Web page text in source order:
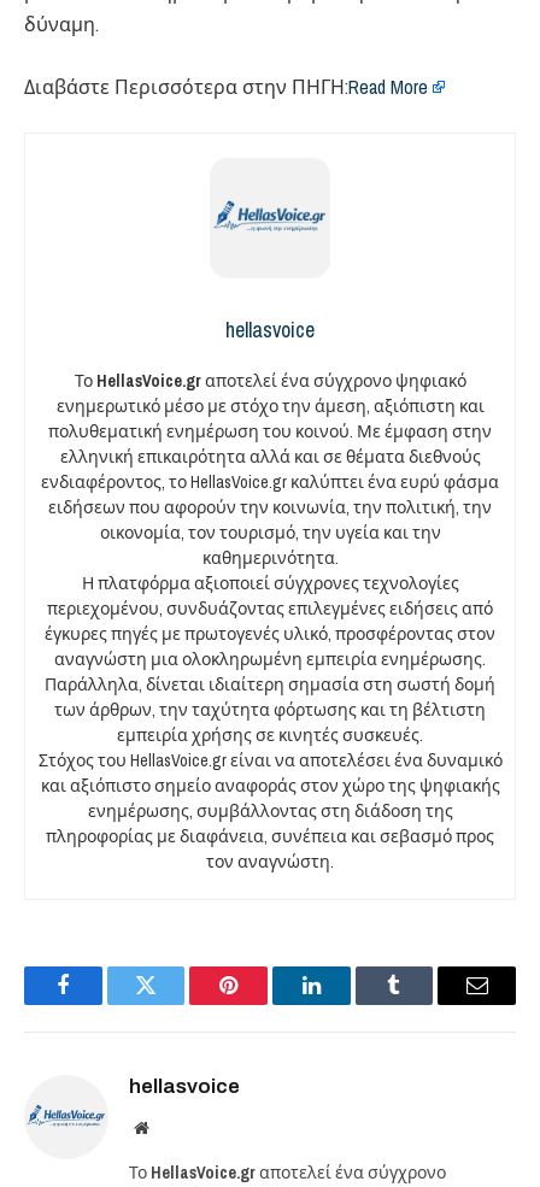
δύναμη.
Διαβάστε Περισσότερα στην ΠΗΓΗ:Read More
hellasvoice
Το HellasVoice.grαποτελεί ένα σύγχρονο ψηφιακό
ενημερωτικό μέσο με στόχο την άμεση, αξιόπιστη και
πολυθεματική ενημέρωση του κοινού. Με έμφαση στην
ελληνική επικαιρότητα αλλά και σε θέματα διεθνούς
ενδιαφέροντος, το HellasVoice.gr καλύπτει ένα ευρύ φάσμα
ειδήσεων που αφορούν την κοινωνία, την πολιτική, την
οικονομία, τον τουρισμό, την υγεία και την
καθημερινότητα.
Η πλατφόρμα αξιοποιεί σύγχρονες τεχνολογίες
περιεχομένου, συνδυάζοντας επιλεγμένες ειδήσεις από
έγκυρες πηγές με πρωτογενές υλικό, προσφέροντας στον
αναγνώστη μια ολοκληρωμένη εμπειρία ενημέρωσης.
Παράλληλα, δίνεται ιδιαίτερη σημασία στη σωστή δομή
των άρθρων, την ταχύτητα φόρτωσης και τη βέλτιστη
εμπειρία χρήσης σε κινητές συσκευές.
Στόχος του HellasVoice.gr είναι να αποτελέσει ένα δυναμικό
και αξιόπιστο σημείο αναφοράς στον χώρο της ψηφιακής
ενημέρωσης, συμβάλλοντας στη διάδοση της
πληροφορίας με διαφάνεια, συνέπεια και σεβασμό προς
τον αναγνώστη.
FacebookTwitter Pinterest LinkedInTumblr Email
hellasvoice
Website
Το HellasVoice.grαποτελεί ένα σύγχρονο